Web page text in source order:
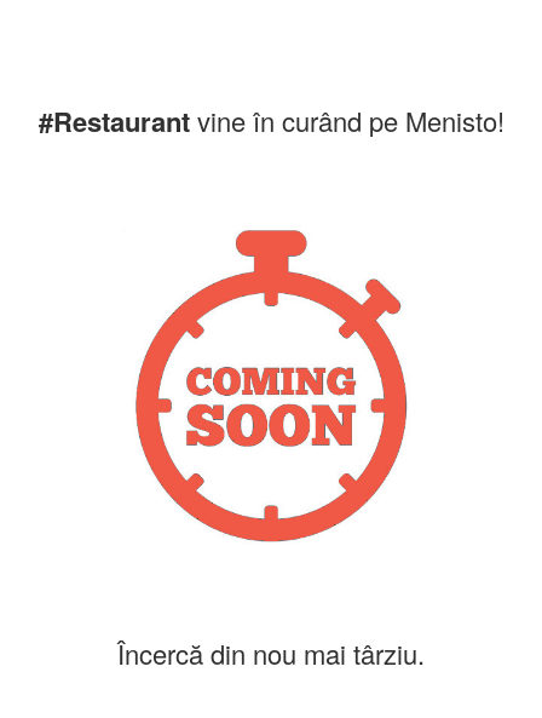
#Restaurantvine în curând pe Menisto!
Încercă din nou mai târziu.